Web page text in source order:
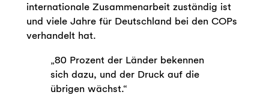
internationale Zusammenarbeit zuständig ist
und viele Jahre für Deutschland bei den COPs
verhandelt hat.
„80 Prozent der Länder bekennen
sich dazu, und der Druck auf die
übrigen wächst.“